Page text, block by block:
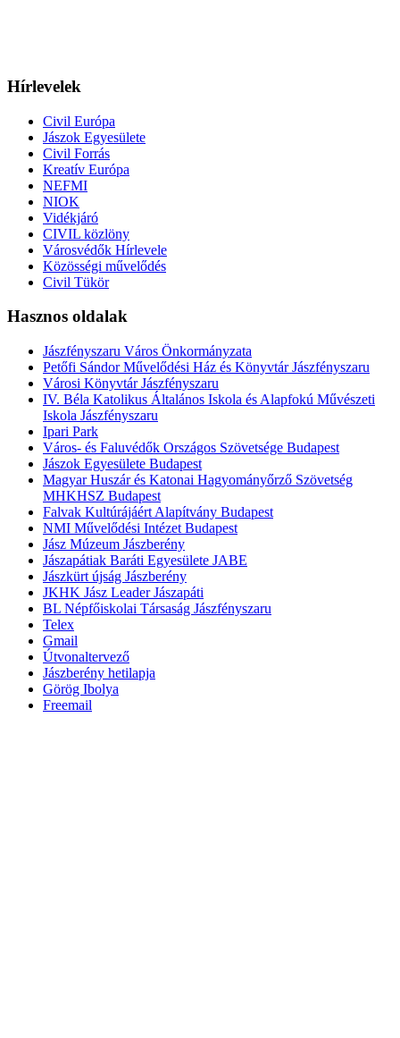
Hírlevelek
Civil Európa
Jászok Egyesülete
Civil Forrás
Kreatív Európa
NEFMI
NIOK
Vidékjáró
CIVIL közlöny
Városvédők Hírlevele
Közösségi művelődés
Civil Tükör
Hasznos oldalak
Jászfényszaru Város Önkormányzata
Petőfi Sándor Művelődési Ház és Könyvtár Jászfényszaru
Városi Könyvtár Jászfényszaru
IV. Béla Katolikus Általános Iskola és Alapfokú Művészeti
Iskola Jászfényszaru
Ipari Park
Város- és Faluvédők Országos Szövetsége Budapest
Jászok Egyesülete Budapest
Magyar Huszár és Katonai Hagyományőrző Szövetség
MHKHSZ Budapest
Falvak Kultúrájáért Alapítvány Budapest
NMI Művelődési Intézet Budapest
Jász Múzeum Jászberény
Jászapátiak Baráti Egyesülete JABE
Jászkürt újság Jászberény
JKHK Jász Leader Jászapáti
BL Népfőiskolai Társaság Jászfényszaru
Telex
Gmail
Útvonaltervező
Jászberény hetilapja
Görög Ibolya
Freemail